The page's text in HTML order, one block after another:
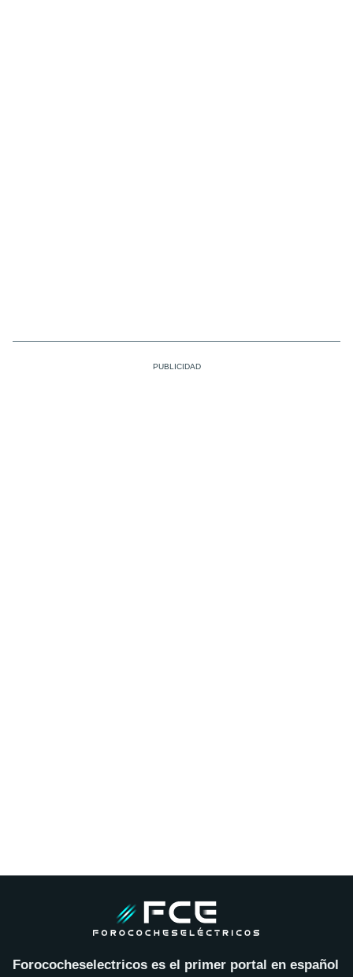
Forococheselectricos es el primer portal en español